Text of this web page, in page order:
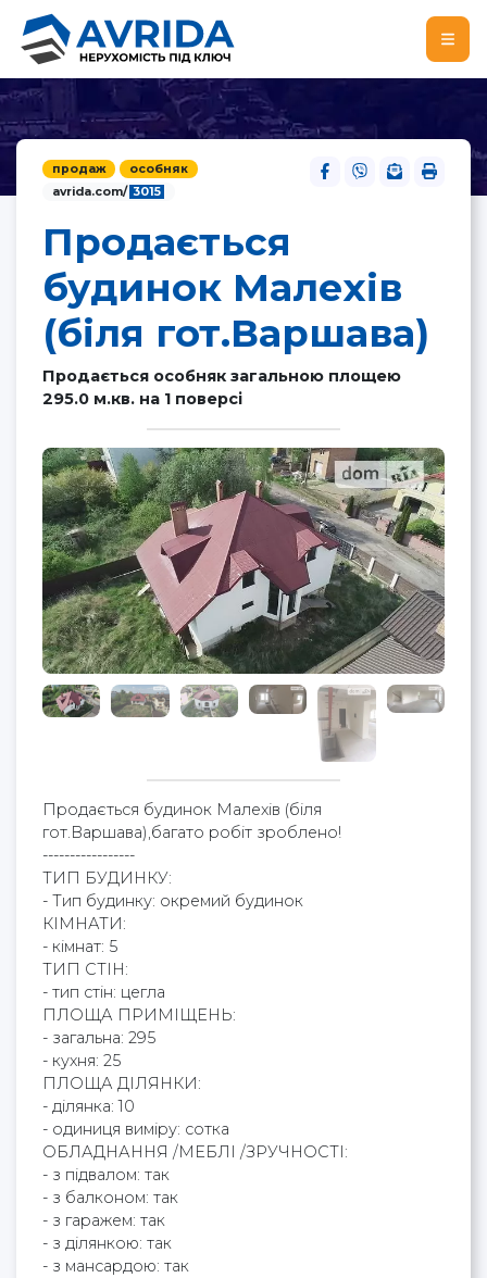
продаж
особняк
avrida.com/ 3015
Продається
будинок Малехів
(біля гот.Варшава)
Продається особняк загальною площею
295.0 м.кв. на 1 поверсі
Продається будинок Малехів (біля
гот.Варшава),багато робіт зроблено!
-----------------
ТИП БУДИНКУ:
- Тип будинку: окремий будинок
КІМНАТИ:
- кімнат: 5
ТИП СТІН:
- тип стін: цегла
ПЛОЩА ПРИМІЩЕНЬ:
- загальна: 295
- кухня: 25
ПЛОЩА ДІЛЯНКИ:
- ділянка: 10
- одиниця виміру: сотка
ОБЛАДНАННЯ /МЕБЛІ /ЗРУЧНОСТІ:
- з підвалом: так
- з балконом: так
- з гаражем: так
- з ділянкою: так
- з мансардою: так